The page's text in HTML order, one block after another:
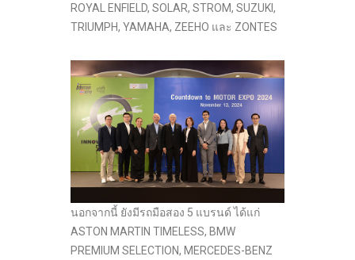
ROYAL ENFIELD, SOLAR, STROM, SUZUKI,
TRIUMPH, YAMAHA, ZEEHO และ ZONTES
นอกจากนี้ ยังมีรถมือสอง 5 แบรนด์ ได้แก่
ASTON MARTIN TIMELESS, BMW
PREMIUM SELECTION, MERCEDES-BENZ